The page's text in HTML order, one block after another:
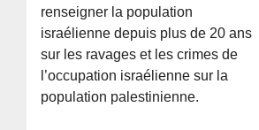
renseigner la population
israélienne depuis plus de 20 ans
sur les ravages et les crimes de
l’occupation israélienne sur la
population palestinienne.